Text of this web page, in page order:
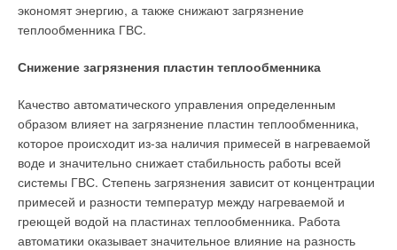
экономят энергию, а также снижают загрязнение
теплообменника ГВС.
Снижение загрязнения пластин теплообменника
Качество автоматического управления определенным
образом влияет на загрязнение пластин теплообменника,
которое происходит из-за наличия примесей в нагреваемой
воде и значительно снижает стабильность работы всей
системы ГВС. Степень загрязнения зависит от концентрации
примесей и разности температур между нагреваемой и
греющей водой на пластинах теплообменника. Работа
автоматики оказывает значительное влияние на разность